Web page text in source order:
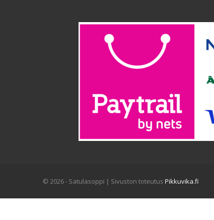
© 2026 - Satulasoppi | Sivuston toteutus Pikkuvika.fi